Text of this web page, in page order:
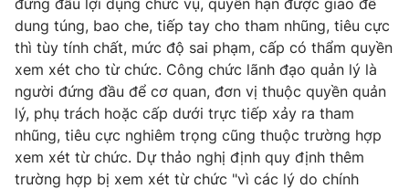
VTV Money VTV Thể thao
VTV Sức khoẻ Bất động sản
Thị trường 24h Tấm lòng Việt
VTV4 Vươn mình bằng AI
đứng đầu lợi dụng chức vụ, quyền hạn được giao để
dung túng, bao che, tiếp tay cho tham nhũng, tiêu cực
thì tùy tính chất, mức độ sai phạm, cấp có thẩm quyền
xem xét cho từ chức. Công chức lãnh đạo quản lý là
người đứng đầu để cơ quan, đơn vị thuộc quyền quản
lý, phụ trách hoặc cấp dưới trực tiếp xảy ra tham
nhũng, tiêu cực nghiêm trọng cũng thuộc trường hợp
xem xét từ chức. Dự thảo nghị định quy định thêm
trường hợp bị xem xét từ chức "vì các lý do chính